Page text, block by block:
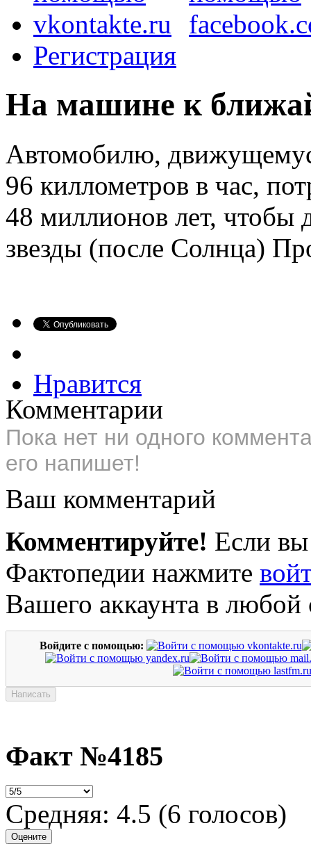
Регистрация
На машине к
Автомобилю,
96 киллометров в час,
48 миллионов лет,
звезды (после Солнца)
Нравится
Комментарии
Пока нет ни одного
его напишет!
Ваш комментарий
Комментируйте! Если вы
Фактопедии нажмите
Вашего аккаунта в любой
Войдите с помощью:
Факт №4185
Средняя: 4.5 (6 голосов)